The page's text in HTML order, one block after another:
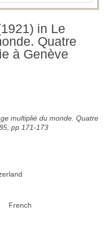
in Le
Quatre
à Genève
multiplié du monde. Quatre
pp 171-173
French